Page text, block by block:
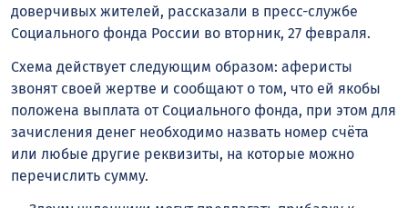
доверчивых жителей, рассказали в пресс-службе
Социального фонда России во вторник, 27 февраля.
Схема действует следующим образом: аферисты
звонят своей жертве и сообщают о том, что ей якобы
положена выплата от Социального фонда, при этом для
зачисления денег необходимо назвать номер счёта
или любые другие реквизиты, на которые можно
перечислить сумму.